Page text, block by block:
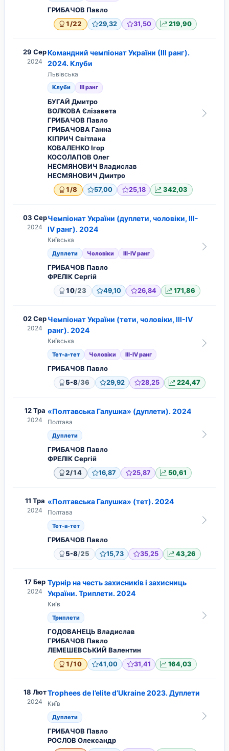
ГРИБАЧОВ Павло
1 /22 29,32 31,50 219,90
29 Сер
2024
Командний чемпіонат України (ІІІ ранг).
2024. Клуби
Львівська
Клуби ІІІ ранг
БУГАЙ Дмитро
ВОЛКОВА Єлізавета
ГРИБАЧОВ Павло
ГРИБАЧОВА Ганна
КІПРИЧ Світлана
КОВАЛЕНКО Ігор
КОСОЛАПОВ Олег
НЕСМЯНОВИЧ Владислав
НЕСМЯНОВИЧ Дмитро
1 /8 57,00 25,18 342,03
03 Сер
2024
Чемпіонат України (дуплети, чоловіки, ІІІ-
IV ранг). 2024
Київська
Дуплети Чоловіки ІІІ-IV ранг
ГРИБАЧОВ Павло
ФРЕЛІК Сергій
10/23 49,10 26,84 171,86
02 Сер
2024
Чемпіонат України (тети, чоловіки, ІІІ-IV
ранг). 2024
Київська
Тет-а-тет Чоловіки ІІІ-IV ранг
ГРИБАЧОВ Павло
5-8/36 29,92 28,25 224,47
12 Тра
2024
«Полтавська Галушка» (дуплети). 2024
Полтава
Дуплети
ГРИБАЧОВ Павло
ФРЕЛІК Сергій
2/14 16,87 25,87 50,61
11 Тра
2024
«Полтавська Галушка» (тет). 2024
Полтава
Тет-а-тет
ГРИБАЧОВ Павло
5-8/25 15,73 35,25 43,26
17 Бер
2024
Турнір на честь захисників і захисниць
України. Триплети. 2024
Київ
Триплети
ГОДОВАНЕЦЬ Владислав
ГРИБАЧОВ Павло
ЛЕМЕШЕВСЬКИЙ Валентин
1/10 41,00 31,41 164,03
18 Лют
2024
Trophees de l’elite d’Ukraine 2023. Дуплети
Київ
Дуплети
ГРИБАЧОВ Павло
РОСЛОВ Олександр